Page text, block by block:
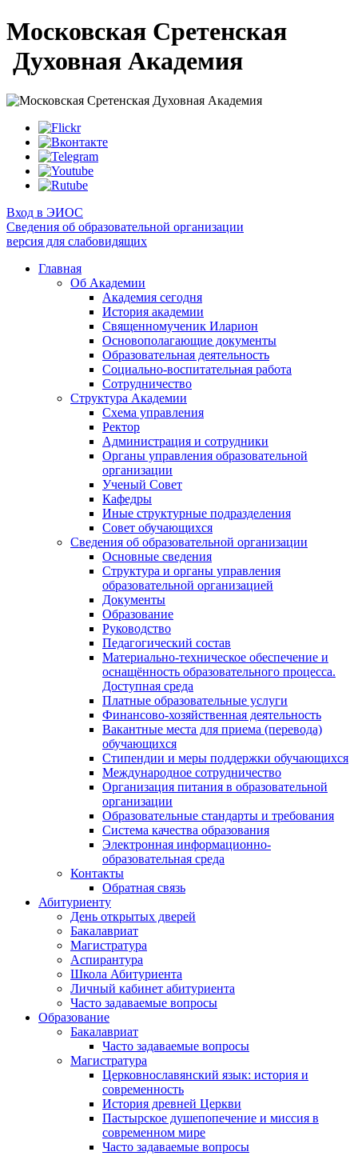
Московская Сретенская
Духовная Академия
Вход в ЭИОС
Сведения об образовательной организации
версия для слабовидящих
Главная
Об Академии
Академия сегодня
История академии
Священномученик Иларион
Основополагающие документы
Образовательная деятельность
Социально-воспитательная работа
Сотрудничество
Структура Академии
Схема управления
Ректор
Администрация и сотрудники
Органы управления образовательной
организации
Ученый Совет
Кафедры
Иные структурные подразделения
Совет обучающихся
Сведения об образовательной организации
Основные сведения
Структура и органы управления
образовательной организацией
Документы
Образование
Руководство
Педагогический состав
Материально-техническое обеспечение и
оснащённость образовательного процесса.
Доступная среда
Платные образовательные услуги
Финансово-хозяйственная деятельность
Вакантные места для приема (перевода)
обучающихся
Стипендии и меры поддержки обучающихся
Международное сотрудничество
Организация питания в образовательной
организации
Образовательные стандарты и требования
Система качества образования
Электронная информационно-
образовательная среда
Контакты
Обратная связь
Абитуриенту
День открытых дверей
Бакалавриат
Магистратура
Аспирантура
Школа Абитуриента
Личный кабинет абитуриента
Часто задаваемые вопросы
Образование
Бакалавриат
Часто задаваемые вопросы
Магистратура
Церковнославянский язык: история и
современность
История древней Церкви
Пастырское душепопечение и миссия в
современном мире
Часто задаваемые вопросы